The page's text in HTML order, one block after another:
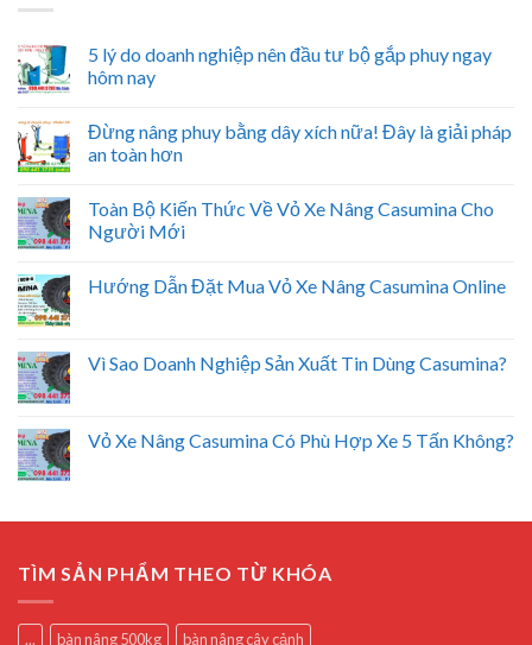
5 lý do doanh nghiệp nên đầu tư bộ gắp phuy ngay
hôm nay
Đừng nâng phuy bằng dây xích nữa! Đây là giải pháp
an toàn hơn
Toàn Bộ Kiến Thức Về Vỏ Xe Nâng Casumina Cho
Người Mới
Hướng Dẫn Đặt Mua Vỏ Xe Nâng Casumina Online
Vì Sao Doanh Nghiệp Sản Xuất Tin Dùng Casumina?
Vỏ Xe Nâng Casumina Có Phù Hợp Xe 5 Tấn Không?
TÌM SẢN PHẨM THEO TỪ KHÓA
... bàn nâng 500kg
bàn nâng cây cảnh